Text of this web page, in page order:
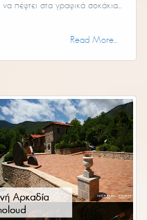
πέφτει στα γραφικά σοκάκια...
Read More...